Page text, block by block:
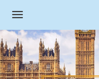
MENU